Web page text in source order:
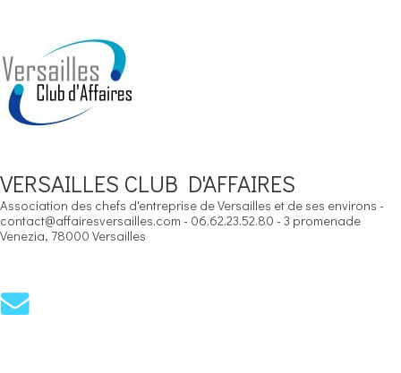
VERSAILLES CLUB D'AFFAIRES
Association des chefs d'entreprise de Versailles et de ses environs -
contact@affairesversailles.com - 06.62.23.52.80 - 3 promenade
Venezia, 78000 Versailles